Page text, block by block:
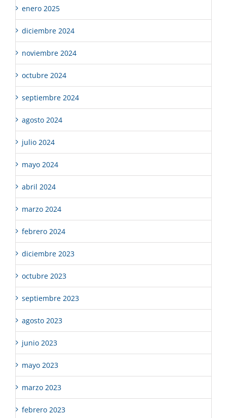
enero 2025
diciembre 2024
noviembre 2024
octubre 2024
septiembre 2024
agosto 2024
julio 2024
mayo 2024
abril 2024
marzo 2024
febrero 2024
diciembre 2023
octubre 2023
septiembre 2023
agosto 2023
junio 2023
mayo 2023
marzo 2023
febrero 2023